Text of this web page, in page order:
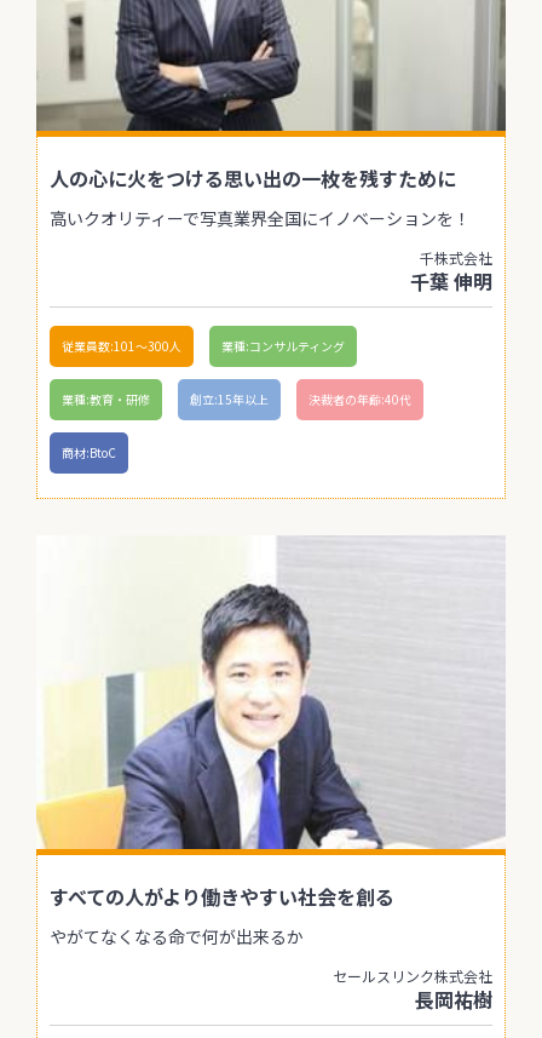
人の心に火をつける思い出の一枚を残すために
高いクオリティーで写真業界全国にイノベーションを！
千株式会社
千葉 伸明
従業員数:101〜300人 業種:コンサルティング
業種:教育・研修 創立:15年以上 決裁者の年齢:40代
商材:BtoC
すべての人がより働きやすい社会を創る
やがてなくなる命で何が出来るか
セールスリンク株式会社
長岡祐樹